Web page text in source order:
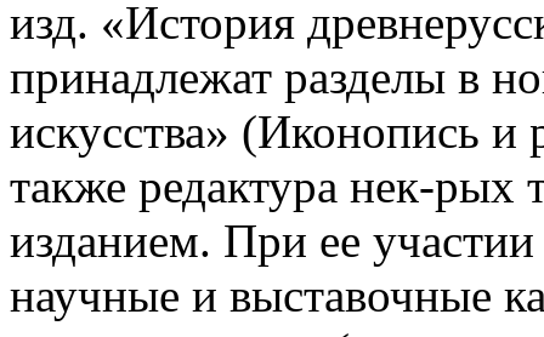
изд. «История
принадлежат разделы в
искусства» (Иконопись
также редактура нек-рых
изданием. При ее
научные и выставочные